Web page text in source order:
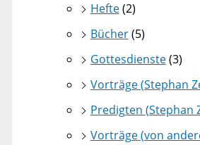
Hefte(2)
Bücher(5)
Gottesdienste(3)
Vorträge (Stephan
Predigten (Stephan
Vorträge (von